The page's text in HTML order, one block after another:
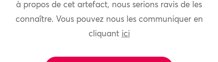
à propos de cet artefact, nous serions ravis de les
connaître. Vous pouvez nous les communiquer en
cliquant ici